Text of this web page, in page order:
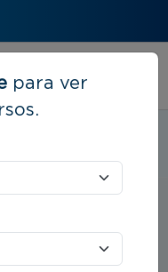
para ver